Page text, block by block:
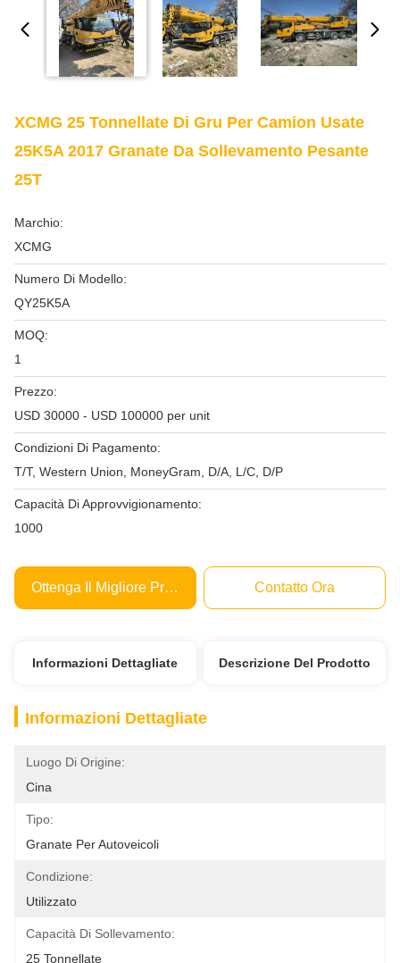
XCMG 25 Tonnellate Di Gru Per Camion Usate
25K5A 2017 Granate Da Sollevamento Pesante
25T
Marchio:
XCMG
Numero Di Modello:
QY25K5A
MOQ:
1
Prezzo:
USD 30000 - USD 100000 per unit
Condizioni Di Pagamento:
T/T, Western Union, MoneyGram, D/A, L/C, D/P
Capacità Di Approvvigionamento:
1000
Ottenga Il Migliore Prezzo Contatto Ora
Informazioni Dettagliate Descrizione Del Prodotto
Informazioni Dettagliate
Luogo Di Origine:
Cina
Tipo:
Granate Per Autoveicoli
Condizione:
Utilizzato
Capacità Di Sollevamento:
25 Tonnellate